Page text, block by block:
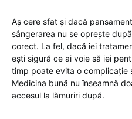
Aș cere sfat și dacă
sângerarea nu se oprește
corect. La fel, dacă iei
ești sigură ce ai voie să iei
timp poate evita o complicație
Medicina bună nu înseamnă
accesul la lămuriri după.